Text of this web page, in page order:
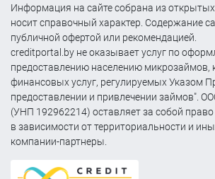
Информация на сайте собрана из
носит справочный характер. Содержание
публичной офертой или рекомендацией.
creditportal.by не оказывает услуг по
предоставлению населению микрозаймов,
финансовых услуг, регулируемых Указом
предоставлении и привлечении займов".
(УНП 192962214) оставляет за собой
в зависимости от территориальности и
компании-партнеры.